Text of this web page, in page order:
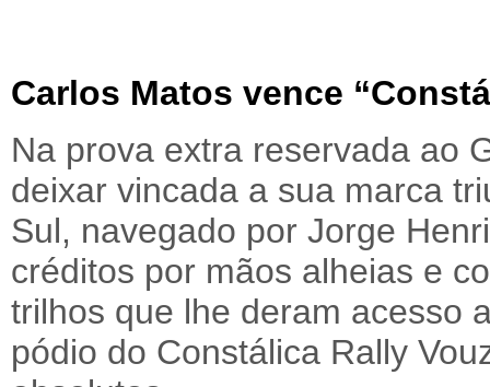
Carlos Matos vence
Na prova extra reservada ao
deixar vincada a sua marca
Sul, navegado por Jorge
créditos por mãos alheias e
trilhos que lhe deram acesso
pódio do Constálica Rally